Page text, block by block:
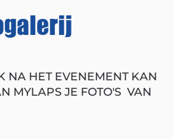
NA HET EVENEMENT KAN
MYLAPS JE FOTO'S VAN